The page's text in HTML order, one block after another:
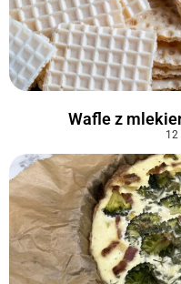
Wafle z
12